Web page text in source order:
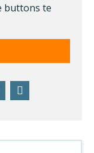
buttons te
WhatsApp